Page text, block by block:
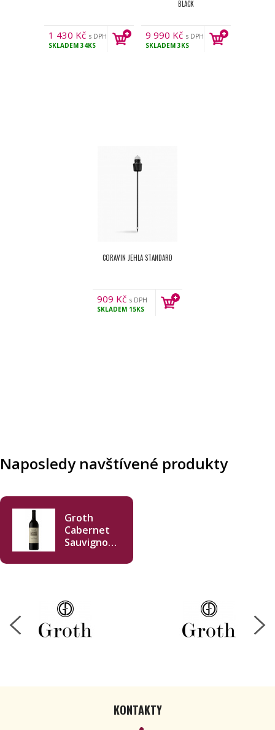
1 430 Kč s DPH
SKLADEM34KS
BLACK
9 990 Kč s DPH
SKLADEM3KS
CORAVIN JEHLA STANDARD
909 Kč s DPH
SKLADEM 15KS
Naposledy navštívené produkty
Groth
Cabernet
Sauvignon
2022 750ml
KONTAKTY